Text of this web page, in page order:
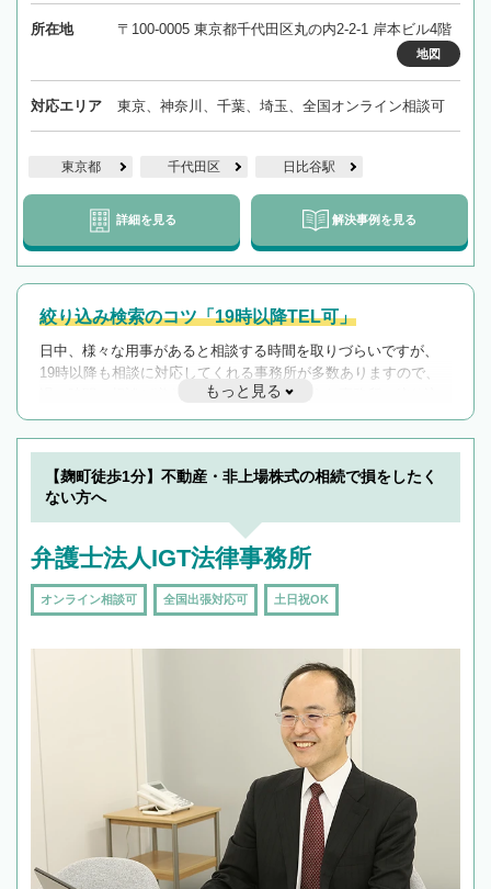
所在地 〒100-0005 東京都千代田区丸の内2-2-1 岸本ビル4階
地図
対応エリア 東京、神奈川、千葉、埼玉、全国オンライン相談可
東京都 千代田区 日比谷駅
詳細を見る 解決事例を見る
絞り込み検索のコツ「19時以降TEL可」
日中、様々な用事があると相談する時間を取りづらいですが、
19時以降も相談に対応してくれる事務所が多数ありますので、
遅い時間の相談が増えそうな場合はそのような事務所に絞り込
んで検索してみましょう。
19時以降TEL可の条件
を加えて再検索
もっと見る
【麹町徒歩1分】不動産・非上場株式の相続で損をしたく
ない方へ
弁護士法人IGT法律事務所
オンライン相談可 全国出張対応可 土日祝OK